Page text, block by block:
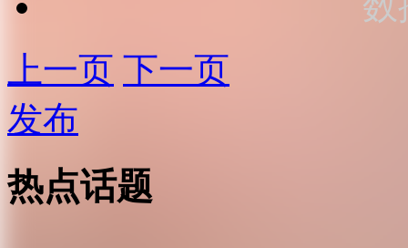
上一页 下一页
发布
热点话题